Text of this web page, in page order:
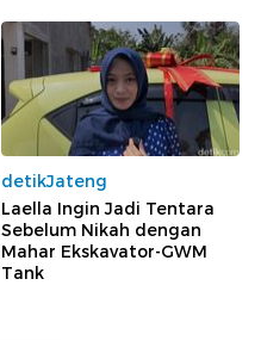
detikJateng
Laella Ingin Jadi Tentara
Sebelum Nikah dengan
Mahar Ekskavator-GWM
Tank